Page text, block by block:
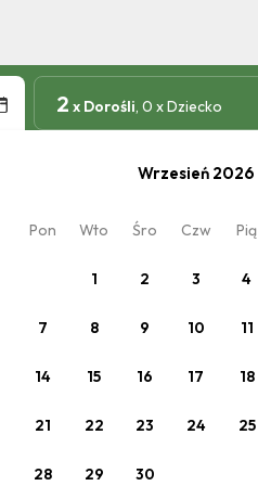
Wrzesień 2026
Pon Wto Śro Czw Pią
1 2 3 4
7 8 9 10 11
14 15 16 17 18
21 22 23 24 25
28 29 30
2 x Dorośli, 0 x Dziecko